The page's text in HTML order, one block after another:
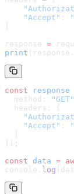
    "Accept"
:
}
response =
print
const response
  method:
"GET"
  headers: {
    "Accept"
:
  }
});
const data =
console. log